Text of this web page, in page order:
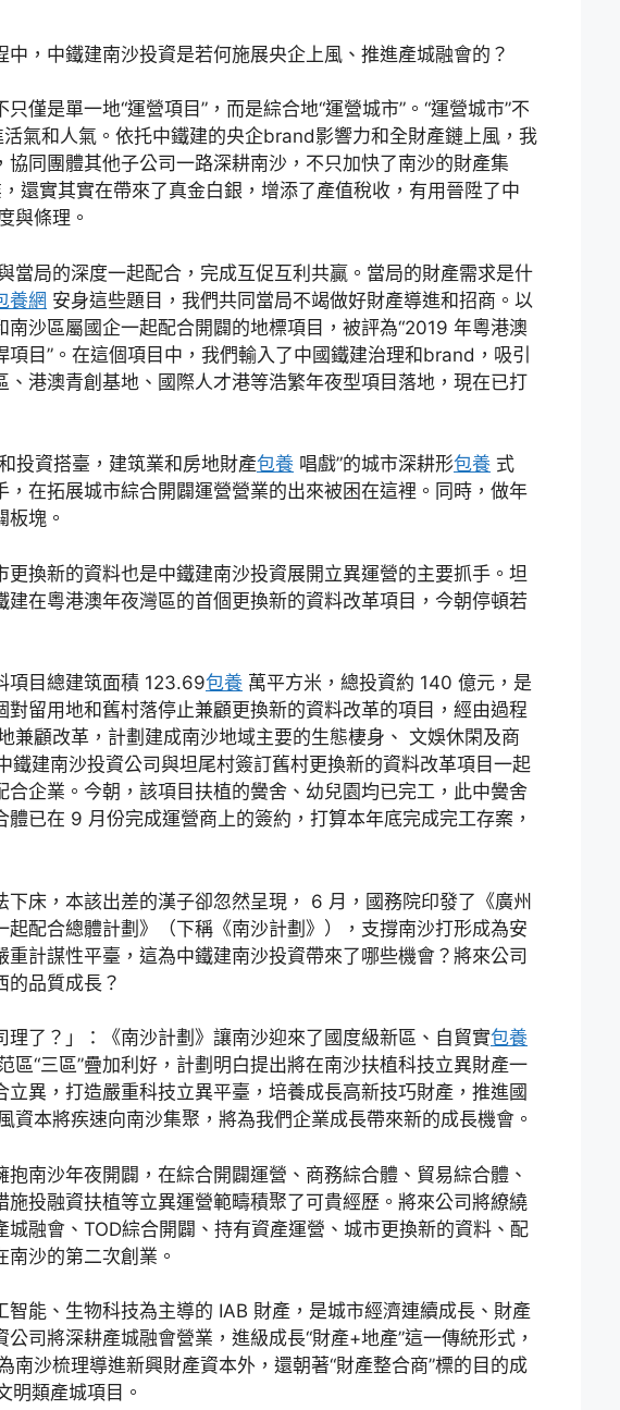
，中鐵建南沙投資是若何施展央企上風、推進產城融會的？
僅是單一地“運營項目”，而是綜合地“運營城市”。“運營城市”不
活氣和人氣。依托中鐵建的央企brand影響力和全財產鏈上風，我
同團體其他子公司一路深耕南沙，不只加快了南沙的財產集
還實其實在帶來了真金白銀，增添了產值稅收，有用晉陞了中
與條理。
當局的深度一起配合，完成互促互利共贏。當局的財產需求是什
養網 安身這些題目，我們共同當局不竭做好財產導進和招商。以
沙區屬國企一起配合開闢的地標項目，被評為“2019 年粵港澳
目”。在這個項目中，我們輸入了中國鐵建治理和brand，吸引
、港澳青創基地、國際人才港等浩繁年夜型項目落地，現在已打
投資搭臺，建筑業和房地財產包養 唱戲”的城市深耕形包養 式
在拓展城市綜合開闢運營營業的出來被困在這裡。同時，做年
塊。
換新的資料也是中鐵建南沙投資展開立異運營的主要抓手。坦
建在粵港澳年夜灣區的首個更換新的資料改革項目，今朝停頓若
項目總建筑面積 123.69包養 萬平方米，總投資約 140 億元，是
留用地和舊村落停止兼顧更換新的資料改革的項目，經由過程
兼顧改革，計劃建成南沙地域主要的生態棲身、 文娛休閑及商
鐵建南沙投資公司與坦尾村簽訂舊村更換新的資料改革項目一起
合企業。今朝，該項目扶植的黌舍、幼兒園均已完工，此中黌舍
已在 9 月份完成運營商上的簽約，打算本年底完成完工存案，
床，本該出差的漢子卻忽然呈現， 6 月，國務院印發了《廣州
配合總體計劃》（下稱《南沙計劃》），支撐南沙打形成為安
計謀性平臺，這為中鐵建南沙投資帶來了哪些機會？將來公司
的品質成長？
了？」：《南沙計劃》讓南沙迎來了國度級新區、自貿實包養
區“三區”疊加利好，計劃明白提出將在南沙扶植科技立異財產一
異，打造嚴重科技立異平臺，培養成長高新技巧財產，推進國
資本將疾速向南沙集聚，將為我們企業成長帶來新的成長機會。
南沙年夜開闢，在綜合開闢運營、商務綜合體、貿易綜合體、
投融資扶植等立異運營範疇積聚了可貴經歷。將來公司將繚繞
融會、TOD綜合開闢、持有資產運營、城市更換新的資料、配
沙的第二次創業。
能、生物科技為主導的 IAB 財產，是城市經濟連續成長、財產
司將深耕產城融會營業，進級成長“財產+地產”這一傳統形式，
南沙梳理導進新興財產資本外，還朝著“財產整合商”標的目的成
明類產城項目。